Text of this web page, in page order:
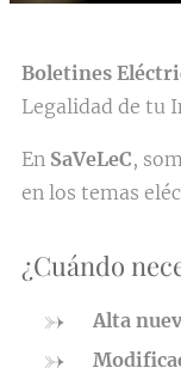
Boletines
Legalidad de tu
En SaVeLeC,
en los temas
¿Cuándo
Alta